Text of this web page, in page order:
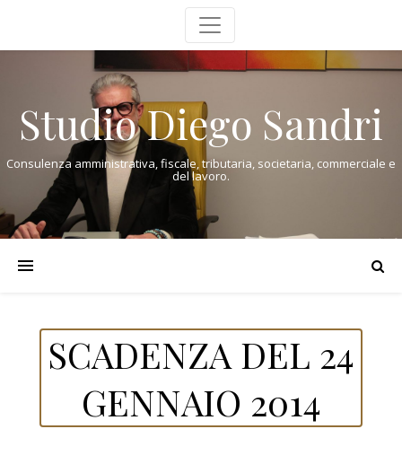
Studio Diego Sandri
Consulenza amministrativa, fiscale, tributaria, societaria, commerciale e
del lavoro.
SCADENZA DEL 24
GENNAIO 2014